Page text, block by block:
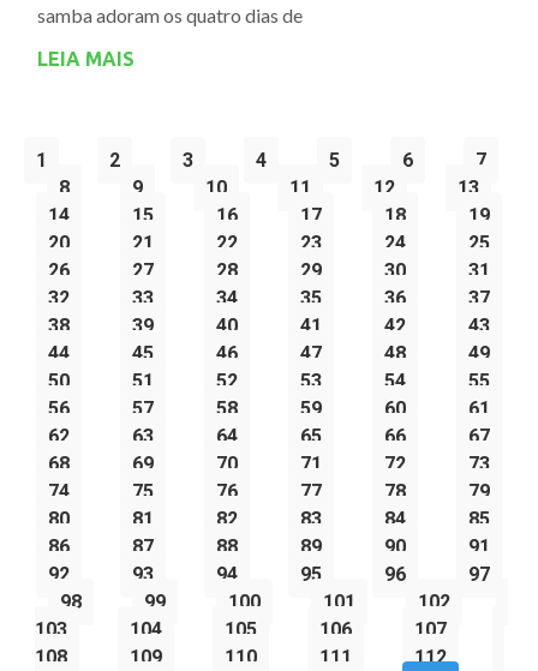
samba adoram os quatro dias de
LEIA MAIS
1 2 3 4 5 6
7
8
9 10 11 12
13
14
15 16 17 18
19
20
21 22 23 24
25
26
27 28 29 30
31
32
33 34 35 36
37
38
39 40 41 42
43
44
45 46 47 48
49
50
51 52 53 54
55
56
57 58 59 60
61
62
63 64 65 66
67
68
69 70 71 72
73
74
75 76 77 78
79
80
81 82 83 84
85
86
87 88 89 90
91
92
93 94 95 96
97
98
99 100 101
102
103
104 105 106
107
108
109 110 111
112